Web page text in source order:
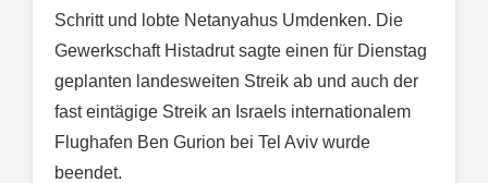
Schritt und lobte Netanyahus Umdenken. Die
Gewerkschaft Histadrut sagte einen für Dienstag
geplanten landesweiten Streik ab und auch der
fast eintägige Streik an Israels internationalem
Flughafen Ben Gurion bei Tel Aviv wurde
beendet.